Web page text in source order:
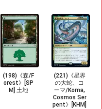
(198)《森/F
orest》[SP
M] 土地
(221)《星界
の大蛇、コ
ーマ/Koma,
Cosmos Ser
pent》[KHM]